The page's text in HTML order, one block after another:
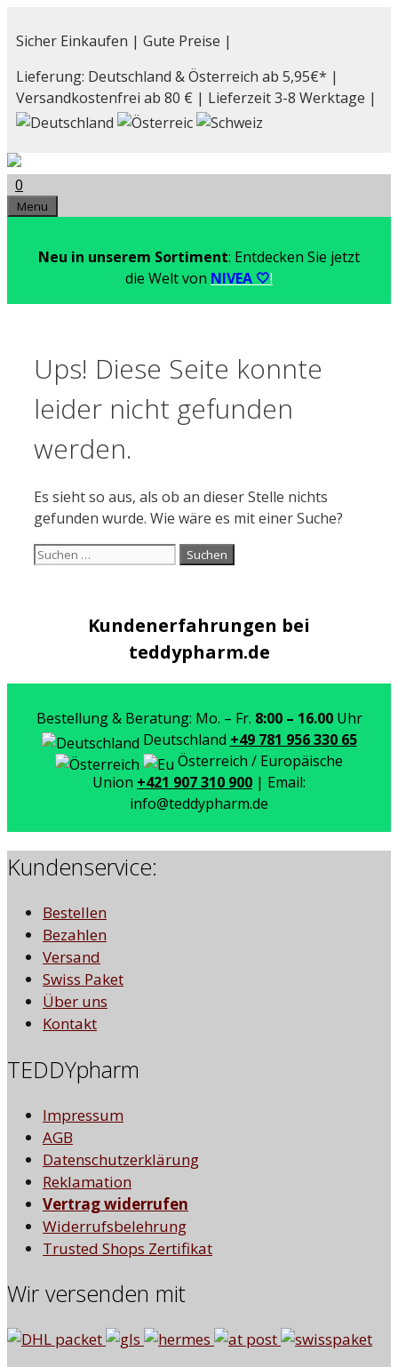
Inhalt
Sicher Einkaufen | Gute Preise |
Lieferung: Deutschland & Österreich ab 5,95€* |
Versandkostenfrei ab 80 € | Lieferzeit 3-8 Werktage |
0
Menu
Neu in unserem Sortiment: Entdecken Sie jetzt
die Welt von NIVEA 🤍!
Ups! Diese Seite konnte
leider nicht gefunden
werden.
Es sieht so aus, als ob an dieser Stelle nichts
gefunden wurde. Wie wäre es mit einer Suche?
Suchen
Kundenerfahrungen bei
teddypharm.de
Bestellung & Beratung: Mo. – Fr. 8:00 – 16.00Uhr
Deutschland +49 781 956 330 65
Österreich / Europäische
Union +421 907 310 900 | Email:
info@teddypharm.de
Kundenservice:
Bestellen
Bezahlen
Versand
Swiss Paket
Über uns
Kontakt
TEDDYpharm
Impressum
AGB
Datenschutzerklärung
Reklamation
Vertrag widerrufen
Widerrufsbelehrung
Trusted Shops Zertifikat
Wir versenden mit